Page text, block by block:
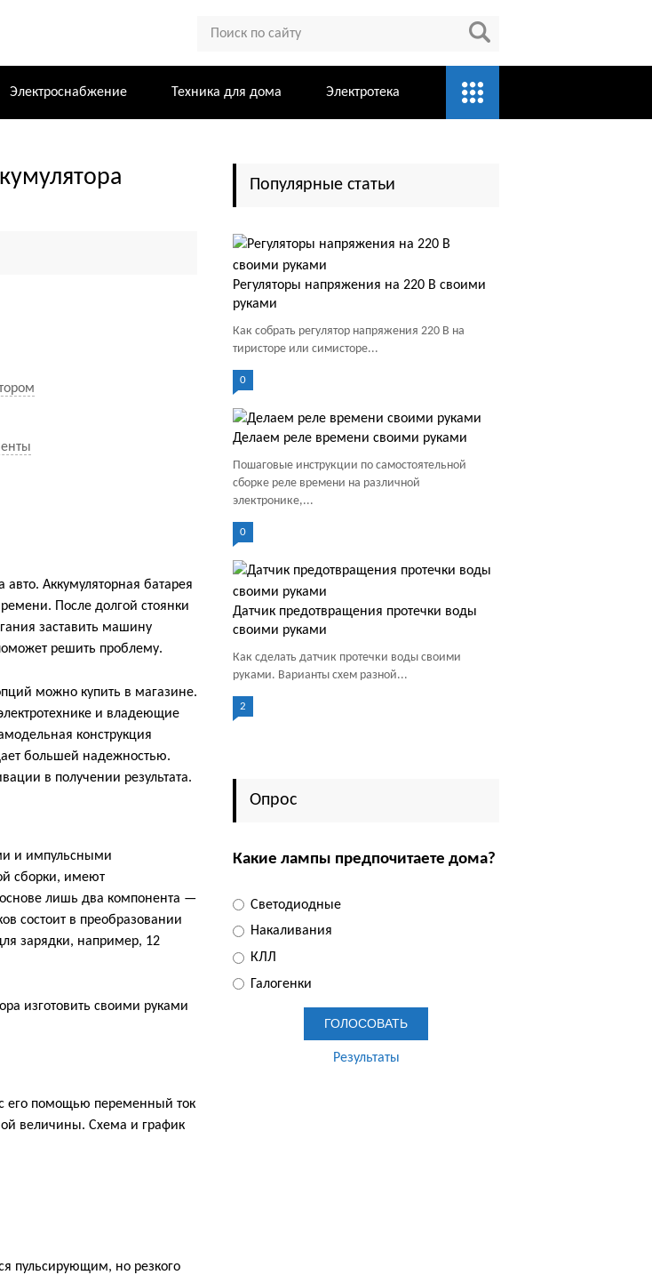
Электроснабжение Техника для дома Электротека
Аккумуляторная батарея
После долгой стоянки
заставить машину
решить проблему.
можно купить в магазине.
и владеющие
конструкция
большей надежностью.
в получении результата.
и импульсными
сборки, имеют
лишь два компонента —
состоит в преобразовании
зарядки, например, 12
изготовить своими руками
его помощью переменный ток
величины. Схема и график
пульсирующим, но резкого
Популярные статьи
Регуляторы напряжения на 220 В своими
руками
Как собрать регулятор напряжения 220 В на
тиристоре или симисторе...
0
Делаем реле времени своими руками
Пошаговые инструкции по самостоятельной
сборке реле времени на различной
электронике,...
0
Датчик предотвращения протечки воды
своими руками
Как сделать датчик протечки воды своими
руками. Варианты схем разной...
2
Опрос
Какие лампы предпочитаете дома?
Светодиодные
Накаливания
КЛЛ
Галогенки
Результаты